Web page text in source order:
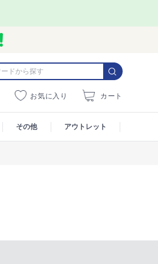
お気に入り カート
その他 アウトレット